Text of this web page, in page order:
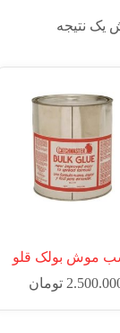
یک نتیجه
موش بولک قلو
تومان